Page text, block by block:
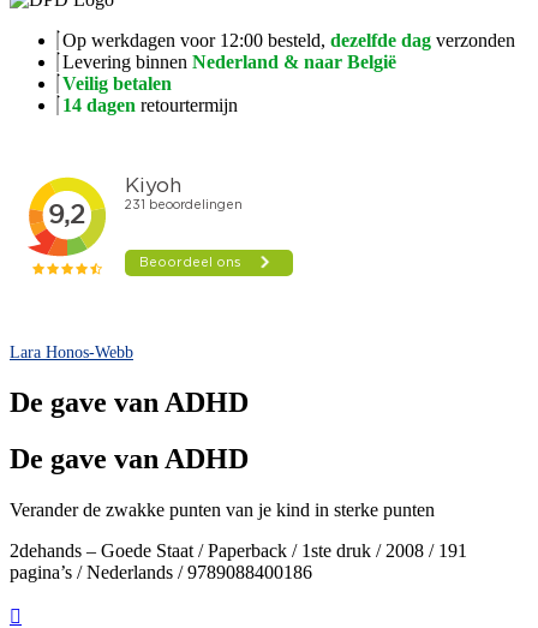
Op werkdagen voor 12:00 besteld, dezelfde dag verzonden
Levering binnen Nederland & naar België
Veilig betalen
14 dagen retourtermijn
Lara Honos-Webb
De gave van ADHD
De gave van ADHD
Verander de zwakke punten van je kind in sterke punten
2dehands – Goede Staat / Paperback / 1ste druk / 2008 / 191
pagina’s / Nederlands / 9789088400186